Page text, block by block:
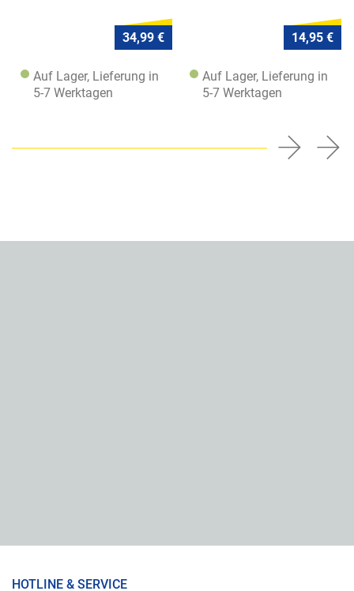
34,99 €
Auf Lager, Lieferung in
5-7 Werktagen
14,95 €
Auf Lager, Lieferung in
5-7 Werktagen
HOTLINE & SERVICE